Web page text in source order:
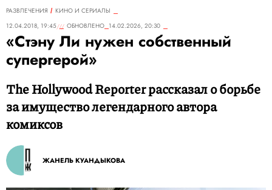
РАЗВЛЕЧЕНИЯ
КИНО И СЕРИАЛЫ
12.04.2018, 19:45
ОБНОВЛЕНО 14.02.2026, 20:30
«Стэну Ли нужен собственный
супергерой»
The Hollywood Reporter рассказал о борьбе
за имущество легендарного автора
комиксов
ЖАНЕЛЬ КУАНДЫКОВА